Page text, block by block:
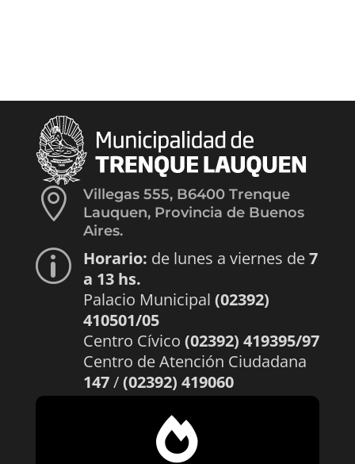

Villegas 555, B6400 Trenque
Lauquen, Provincia de Buenos
Aires.
p Horario: de lunes a viernes de7
a 13 hs.
Palacio Municipal (02392)
410501/05
Centro Cívico (02392) 419395/97
Centro de Atención Ciudadana
147/(02392) 419060
